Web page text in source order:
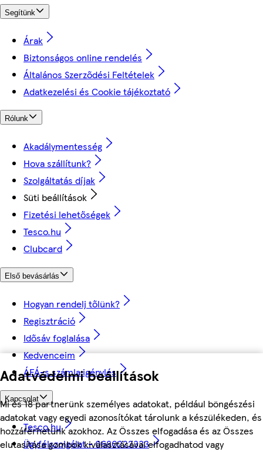
Adatvédelmi beállítások
Mi és 18 partnerünk személyes adatokat, például böngészési
adatokat vagy egyedi azonosítókat tárolunk a készülékeden, és
hozzáférhetünk azokhoz. Az Összes elfogadása és az Összes
elutasítása gombok kiválasztásával elfogadhatod vagy
Segítünk
Árak
Biztonságos online rendelés
Általános Szerződési Feltételek
Adatkezelési és Cookie tájékoztató
Rólunk
Akadálymentesség
Hova szállítunk?
Szolgáltatás díjak
Süti beállítások
Fizetési lehetőségek
Tesco.hu
Clubcard
Első bevásárlás
Hogyan rendelj tőlünk?
Regisztráció
Idősáv foglalása
Kedvenceim
ÁFÁ-s számla igénylés
Kapcsolat
Tesco.hu
Ügyfélszolgálat - 0680222333